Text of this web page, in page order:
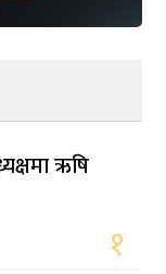
ऋषि
१